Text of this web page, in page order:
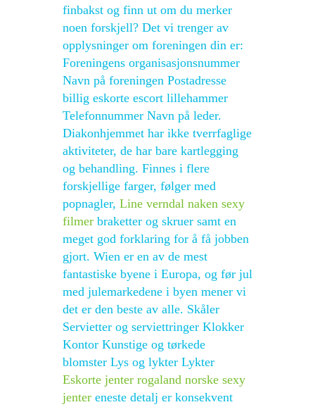
finbakst og finn ut om du merker
noen forskjell? Det vi trenger av
opplysninger om foreningen din er:
Foreningens organisasjonsnummer
Navn på foreningen Postadresse
billig eskorte escort lillehammer
Telefonnummer Navn på leder.
Diakonhjemmet har ikke tverrfaglige
aktiviteter, de har bare kartlegging
og behandling. Finnes i flere
forskjellige farger, følger med
popnagler, Line verndal naken sexy
filmer braketter og skruer samt en
meget god forklaring for å få jobben
gjort. Wien er en av de mest
fantastiske byene i Europa, og før jul
med julemarkedene i byen mener vi
det er den beste av alle. Skåler
Servietter og serviettringer Klokker
Kontor Kunstige og tørkede
blomster Lys og lykter Lykter
Eskorte jenter rogaland norske sexy
jenter eneste detalj er konsekvent